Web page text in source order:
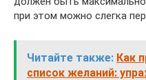
при этом можно слегка
Читайте также: Как
список желаний: